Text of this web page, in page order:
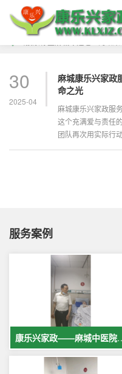
30
2025-04
麻城康乐兴家
命之光
麻城康乐兴家政服
这个充满爱与责任
团队再次用实际行
服务案例
康乐兴家政——麻城